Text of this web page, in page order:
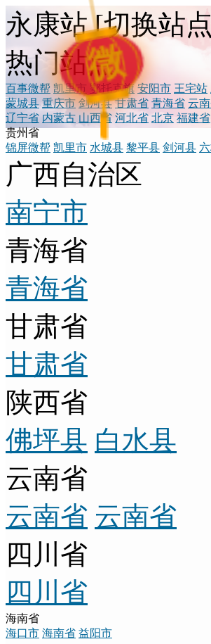
永康站 [切换站点
热门站点
百事微帮 凯里市 鄂托克旗 安阳市 王宅站
蒙城县 重庆市 剑河县 甘肃省 青海省 云
辽宁省 内蒙古 山西省 河北省 北京 福建省
贵州省
锦屏微帮 凯里市 水城县 黎平县 剑河县
广西自治区
南宁市
青海省
青海省
甘肃省
甘肃省
陕西省
佛坪县 白水县
云南省
云南省 云南省
四川省
四川省
海南省
海口市 海南省 益阳市
微